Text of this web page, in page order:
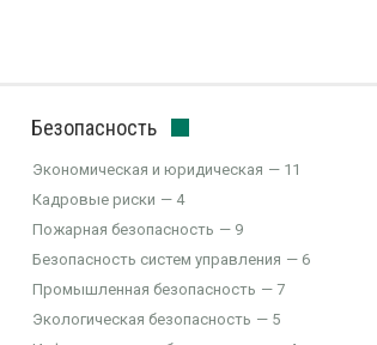
Безопасность
Экономическая и юридическая
11
Кадровые риски
4
Пожарная безопасность
9
Безопасность систем управления
6
Промышленная безопасность
7
Экологическая безопасность
5